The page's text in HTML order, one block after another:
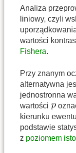
Analiza
liniowy, czyli
wartości
Fishera.
Przy znanym
alternatywna
jednostronna
wartości
kierunku
podstawie
z poziomem